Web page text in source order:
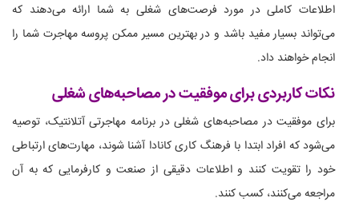
اطلاعات کاملی در مورد فرصت‌های شغلی به شما ارائه می‌دهند که
می‌تواند بسیار مفید باشد و در بهترین مسیر ممکن پروسه مهاجرت شما را
انجام خواهند داد.
نکات کاربردی برای موفقیت در مصاحبه‌های شغلی
برای موفقیت در مصاحبه‌های شغلی در برنامه مهاجرتی آتلانتیک، توصیه
می‌شود که افراد ابتدا با فرهنگ کاری کانادا آشنا شوند، مهارت‌های ارتباطی
خود را تقویت کنند و اطلاعات دقیقی از صنعت و کارفرمایی که به آن
مراجعه می‌کنند، کسب کنند.